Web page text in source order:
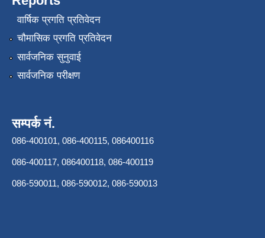
वार्षिक प्रगति प्रतिवेदन
चौमासिक प्रगति प्रतिवेदन
सार्वजनिक सुनुवाई
सार्वजनिक परीक्षण
सम्पर्क नं.
086-400101, 086-400115, 086400116
086-400117, 086400118, 086-400119
086-590011, 086-590012, 086-590013